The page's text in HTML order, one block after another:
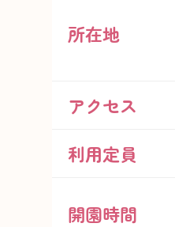
所在地
アクセス
利用定員
開園時間